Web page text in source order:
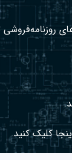
روزنامه‌فروشی
کلیک کنید.